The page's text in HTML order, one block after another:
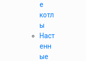
е
котл
ы
Наст
енн
ые